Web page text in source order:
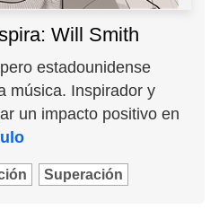
Will Smith
estadounidense
música. Inspirador y
un impacto positivo en
Superación